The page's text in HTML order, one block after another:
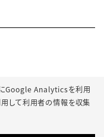
にGoogle Analyticsを利用
用して利用者の情報を収集